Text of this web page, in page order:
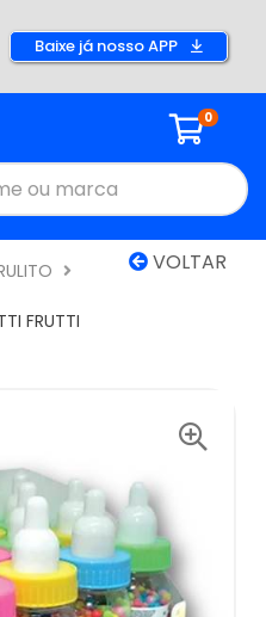
Baixe já nosso APP
0
VOLTAR
FRUTTI